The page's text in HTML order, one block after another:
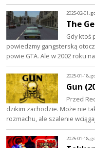
2025-02-01,
The
Gdy ktoś
powiedzmy gangsterską
powie GTA. Ale w 2002 roku
2025-01-18,
Gun
Przed
dzikim zachodzie. Może nie
rozmachu, ale szalenie
2025-01-18,